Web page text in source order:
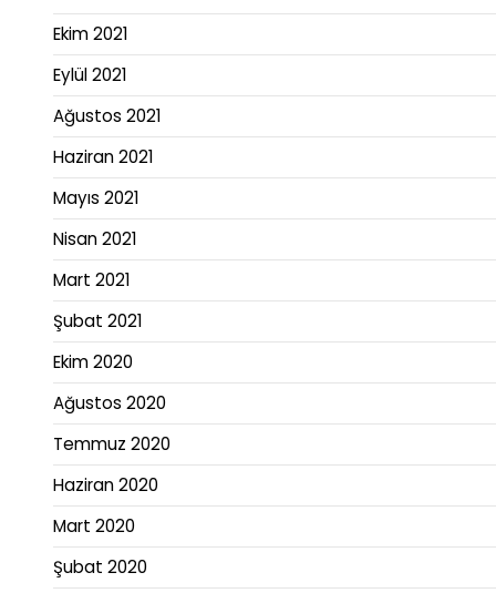
Ekim 2021
Eylül 2021
Ağustos 2021
Haziran 2021
Mayıs 2021
Nisan 2021
Mart 2021
Şubat 2021
Ekim 2020
Ağustos 2020
Temmuz 2020
Haziran 2020
Mart 2020
Şubat 2020